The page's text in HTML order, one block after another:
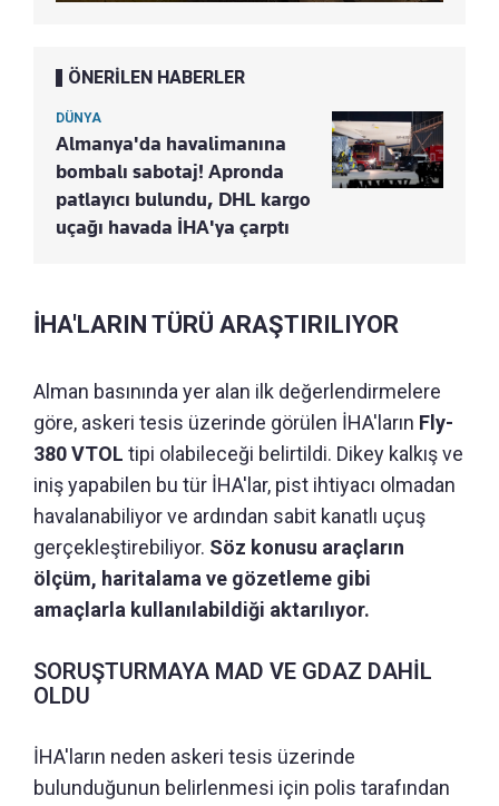
ÖNERİLEN HABERLER
DÜNYA
Almanya'da havalimanına
bombalı sabotaj! Apronda
patlayıcı bulundu, DHL kargo
uçağı havada İHA'ya çarptı
İHA'LARIN TÜRÜ ARAŞTIRILIYOR
Alman basınında yer alan ilk değerlendirmelere
göre, askeri tesis üzerinde görülen İHA'ların Fly-
380 VTOL tipi olabileceği belirtildi. Dikey kalkış ve
iniş yapabilen bu tür İHA'lar, pist ihtiyacı olmadan
havalanabiliyor ve ardından sabit kanatlı uçuş
gerçekleştirebiliyor. Söz konusu araçların
ölçüm, haritalama ve gözetleme gibi
amaçlarla kullanılabildiği aktarılıyor.
SORUŞTURMAYA MAD VE GDAZ DAHİL
OLDU
İHA'ların neden askeri tesis üzerinde
bulunduğunun belirlenmesi için polis tarafından